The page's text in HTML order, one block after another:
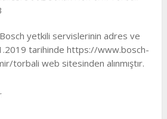
yetkili servislerinin adres ve
tarihinde https://www.bosch-
torbali web sitesinden alınmıştır.